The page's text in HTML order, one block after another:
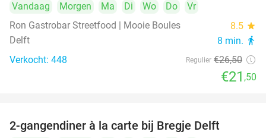
Vandaag Morgen Ma Di Wo Do
Vr
Ron Gastrobar Streetfood | Mooie Boules
8.5 star
Delft 8 min. directions_walk
Verkocht: 448 Regulier €26,50
€21 ,50
2-gangendiner à la carte bij Bregje Delft